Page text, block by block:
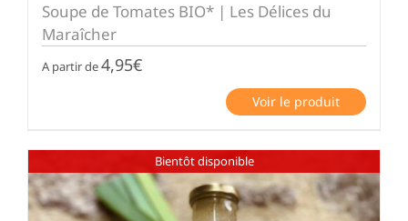
Soupe de Tomates BIO* | Les Délices du
Maraîcher
A partir de4,95€
Voir le produit
Bientôt disponible